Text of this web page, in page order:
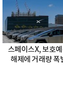
스페이스X, 보호
해제에 거래량 폭